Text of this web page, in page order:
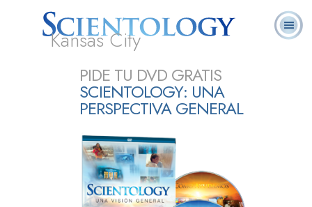
Kansas City
Hubbard
Scientology?
Voluntarios
PIDE TU DVD GRATIS
SCIENTOLOGY: UNA
PERSPECTIVA GENERAL